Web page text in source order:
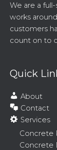
We are a
works
customers
count on to
Quick
About
Contact
Services
Concrete
Concrete